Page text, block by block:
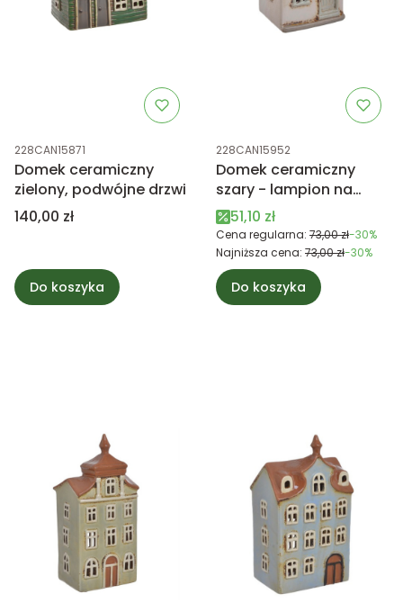
Kod produktu
228CAN15871
Domek ceramiczny
zielony, podwójne drzwi
Cena
140,00 zł
Do koszyka
Kod produktu
228CAN15952
Domek ceramiczny
szary - lampion na
świeczkę
Cena promocyjna
51,10 zł
Cena regularna: 73,00 zł-30%
Najniższa cena: 73,00 zł-30%
Do koszyka